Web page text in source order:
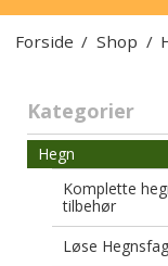
Forside / Shop /
Kategorier
Hegn
Komplette
tilbehør
Løse Hegnsfag